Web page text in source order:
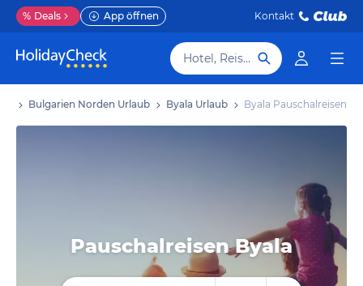
% Deals App öffnen Kontakt
Hotel, Reiseziel
Bulgarien Norden Urlaub Byala Urlaub Byala Pauschalreisen
Pauschalreisen Byala